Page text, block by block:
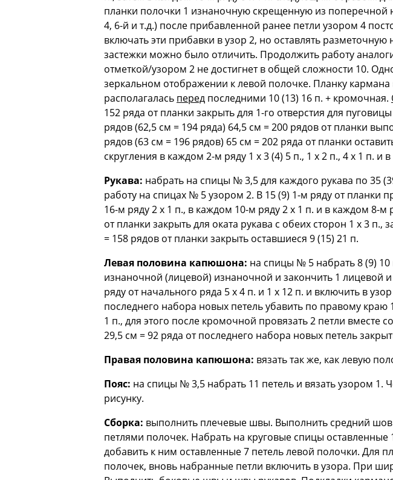
планки полочки 1 изнаночную скрещенную из поперечной
4, 6-й и т.д.) после прибавленной ранее петли узором 4
включать эти прибавки в узор 2, но оставлять
застежки можно было отличить. Продолжить работу
отметкой/узором 2 не достигнет в общей сложности 10.
зеркальном отображении к левой полочке. Планку
располагалась перед последними 10 (13) 16 п. + кромочная.
152 ряда от планки закрыть для 1-го отверстия для
рядов (62,5 см = 194 ряда) 64,5 см = 200 рядов от планки
рядов (63 см = 196 рядов) 65 см = 202 ряда от планки
скругления в каждом 2-м ряду 1 х 3 (4) 5 п., 1 х 2 п., 4 х 1 п. и
Рукава: набрать на спицы № 3,5 для каждого рукава по 35
работу на спицах № 5 узором 2. В 15 (9) 1-м ряду от планки
16-м ряду 2 x 1 п., в каждом 10-м ряду 2 x 1 п. и в каждом 8-м
от планки закрыть для оката рукава с обеих сторон 1 х 3
= 158 рядов от планки закрыть оставшиеся 9 (15) 21 п.
Левая половина капюшона: на спицы № 5 набрать 8 (9) 10
изнаночной (лицевой) изнаночной и закончить 1
ряду от начального ряда 5 х 4 п. и 1 х 12 п. и включить в
последнего набора новых петель убавить по правому
1 п., для этого после кромочной провязать 2 петли вместе
29,5 см = 92 ряда от последнего набора новых петель
Правая половина капюшона: вязать так же, как левую
Пояс: на спицы № 3,5 набрать 11 петель и вязать узором 1.
рисунку.
Сборка: выполнить плечевые швы. Выполнить средний
петлями полочек. Набрать на круговые спицы
добавить к ним оставленные 7 петель левой полочки. Для
полочек, вновь набранные петли включить в узора. При